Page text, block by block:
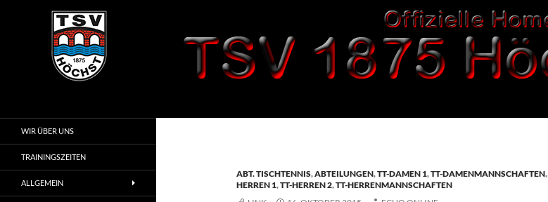
ABT. TISCHTENNIS,ABTEILUNGEN,TT-DAMEN 1,TT-DAMENMANNSCHAFTEN,
HERREN 1,TT-HERREN 2,TT-HERRENMANNSCHAFTEN
WIR ÜBER UNS
TRAININGSZEITEN
ALLGEMEIN